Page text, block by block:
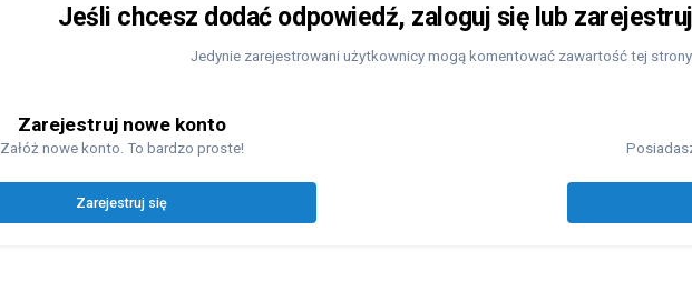
Jeśli chcesz dodać odpowiedź, zaloguj się lub
Jedynie zarejestrowani użytkownicy mogą komentować zawartość tej strony.
Zarejestruj nowe konto
Załóż nowe konto. To bardzo proste!
Zarejestruj się